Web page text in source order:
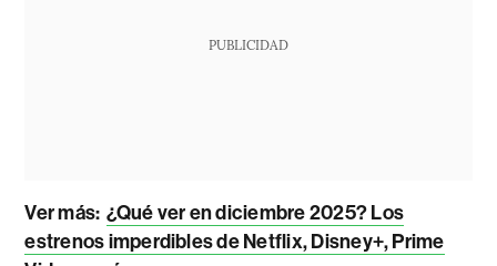
PUBLICIDAD
Ver más: ¿Qué ver en diciembre 2025? Los
estrenos imperdibles de Netflix, Disney+, Prime